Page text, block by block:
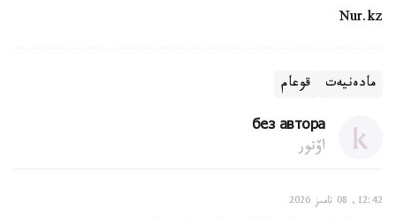
Nur.kz
مادەنيەت قوعام
без автора
اۆتور
12:42, 08 تامىز 2026